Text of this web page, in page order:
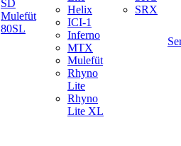
SD
Mulefüt
80SL
Helix
ICI-1
Inferno
MTX
Mulefüt
Rhyno
Lite
Rhyno
Lite XL
SRX